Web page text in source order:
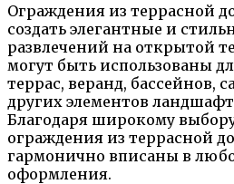
Ограждения из террасной
создать элегантные и
развлечений на открытой
могут быть использованы
террас, веранд, бассейнов,
других элементов
Благодаря широкому
ограждения из террасной
гармонично вписаны в
оформления.